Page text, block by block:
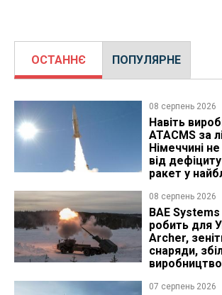
ОСТАННЄ ПОПУЛЯРНЕ
08 серпень 2026
Навіть
ATACMS за
Німеччині
від
ракет у
08 серпень 2026
BAE
робить для
Archer,
снаряди,
07 серпень 2026